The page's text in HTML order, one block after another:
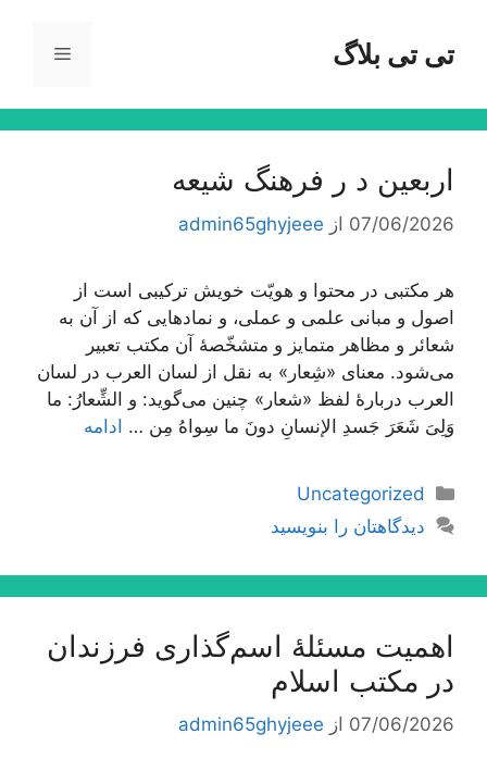
محتواتی تی بلاگ فهرست
اربعین د ر فرهنگ شیعه
07/06/2026 از admin65ghyjeee
هر مکتبی در محتوا و هویّت خویش ترکیبی است از
اصول و مبانی علمی و عملی، و نمادهایی که از آن به
شعائر و مظاهر متمایز و متشخّصۀ آن مکتب تعبیر
می‌شود. معنای «شِعار» به نقل از لسان العرب در لسان
العرب دربارۀ لفظ «شعار» چنین می‌گوید: و الشِّعارُ: ما
وَلِیَ شَعَرَ جَسدِ الإنسانِ دونَ ما سِواهُ مِن … ادامه
دسته‌ها
Uncategorized
دیدگاهتان را بنویسید
اهمیت مسئلۀ اسم‌گذارى فرزندان
در مكتب اسلام
07/06/2026 از admin65ghyjeee